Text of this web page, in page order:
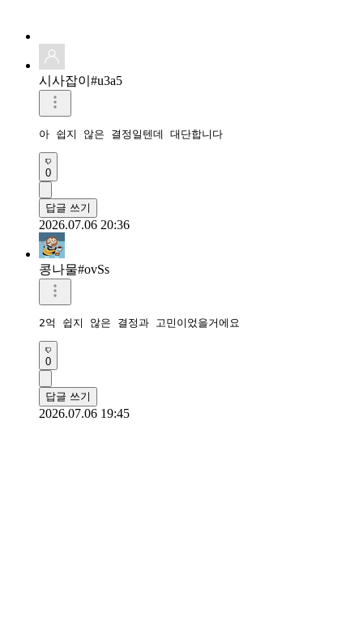
시사잡이#u3a5
아 쉽지 않은 결정일텐데 대단합니다
0
답글 쓰기
2026.07.06 20:36
콩나물#ovSs
2억 쉽지 않은 결정과 고민이었을거에요
0
답글 쓰기
2026.07.06 19:45